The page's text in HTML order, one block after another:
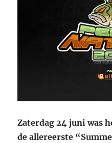
Zaterdag 24 juni was
de allereerste